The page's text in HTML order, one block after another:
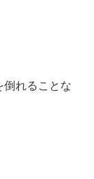
倒れることな